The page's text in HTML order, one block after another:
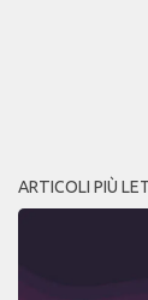
ARTICOLI PIÙ